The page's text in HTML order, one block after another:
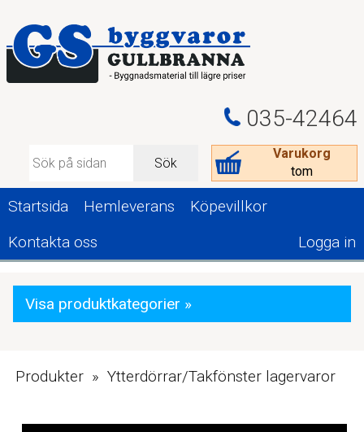
035-42464
Varukorg
tom
Sök
Startsida Hemleverans
Köpevillkor
Kontakta oss
Logga in
Visa produktkategorier »
Produkter » Ytterdörrar/Takfönster lagervaror